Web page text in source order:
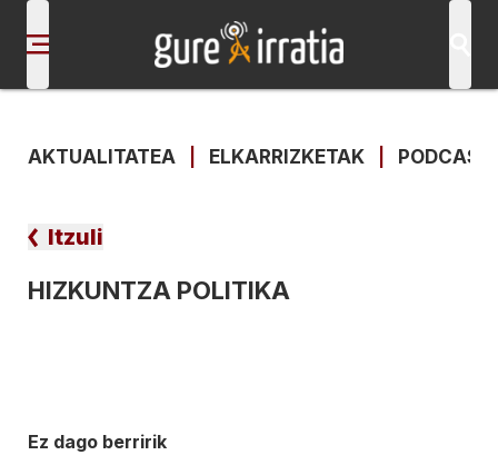
AKTUALITATEA ELKARRIZKETAK
Itzuli
HIZKUNTZA POLITIKA
Ez dago berririk